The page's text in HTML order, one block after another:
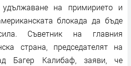
на примирието и
блокада да бъде
Съветник на главния
страна, председателят на
Багер Калибаф, заяви, че